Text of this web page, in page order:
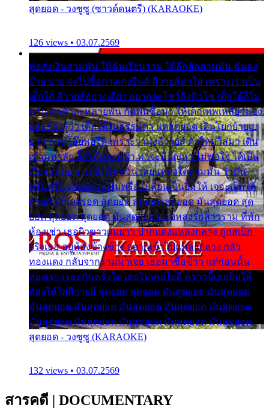
สุดยอด - วงซูซู (ซาวด์ดนตรี) (KARAOKE)
126 views • 03.07.2569
พ่อส่งเงินสามพัน ให้ฉันเรียนราม ได้อีกสักสามพัน ฉันคง
บ๊าย บาย จะไปซื้อกางเกงยีนส์ ลีวายส์มาใส่ เพราะเราเป็น
เด็กใต้ ลีวายส์อย่างเดียว อยากจะโชว์ถึงหิวโซ เด็กใต้ก็ไม่
หวั่น ตกตัวละหลายพัน กัดฟันซื้อมา ให้เด็กเทพเหลียวมอง
และต้องรู้ว่า เด็กใต้ไม่ธรรมดา แต่สุดยอด เดินโยกย้ายเย
ยวน กวนโอ๊ยพอได้ เพราะว่านุ่งลีวายส์ ตัวใหม่ใส่มา เดิน
เข้ามหาลัย จิ๊กโก๊มองหน้า ท่าจะมีปัญหา ไม่พอใจ ได้เป็น
เรื่องแน่นอน แต่ฉันไม่หวั่น เลยแหลงใต้ถามมัน ว่ามัน
พรั่นพรือ มันตอบว่าไม่พรื่อ เปลี่ยนเป็นยิ้มให้ เจอะเด็กใต้
ด้วยกัน ก็เลยรอด สุดยอด สุดยอด สุดยอด มันสุดยอด สุด
ยอด สุดยอด สุดยอด มันสุดยอด แอบหลงรักสาวราม ที่พัก
ห้องเช่า เธอผิวขาวผมยาว ปากแดงแหลงกลาง ถูกสเป็ก
จริงเธอ อยู่ห้องข้างข้าง อยากเข้าไปแหลงกลาง กลัว
ทองแดง กลับจากรามมาเจอ เธอมาซื้อข้าว แต่ก่อนนั้น
สองเรา เจอะกันครั้งใด เธอไม่เคยไยดี คราวนี้เธอยิ้มให้
ต้องให้ใส่ลีวายส์ สุดยอด สุดยอด มันสุดยอด มันสุดยอด
มันสุดยอด มันสุดยอด มันสุดยอด มันสุดยอด มันสุดยอด
มันสุดยอด มันสุดยอด มันสุดยอด มันสุดยอด มันสุดยอด
สุดยอด - วงซูซู (KARAOKE)
132 views • 03.07.2569
สารคดี | DOCUMENTARY